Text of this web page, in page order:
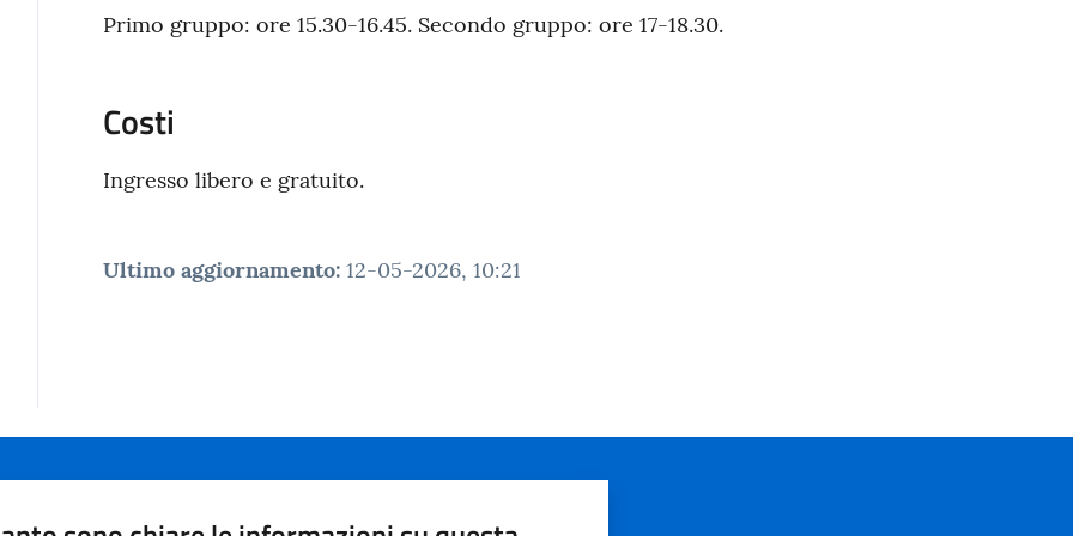
Primo gruppo: ore 15.30-16.45. Secondo gruppo: ore 17-18.30.
Costi
Ingresso libero e gratuito.
Ultimo aggiornamento: 12-05-2026, 10:21